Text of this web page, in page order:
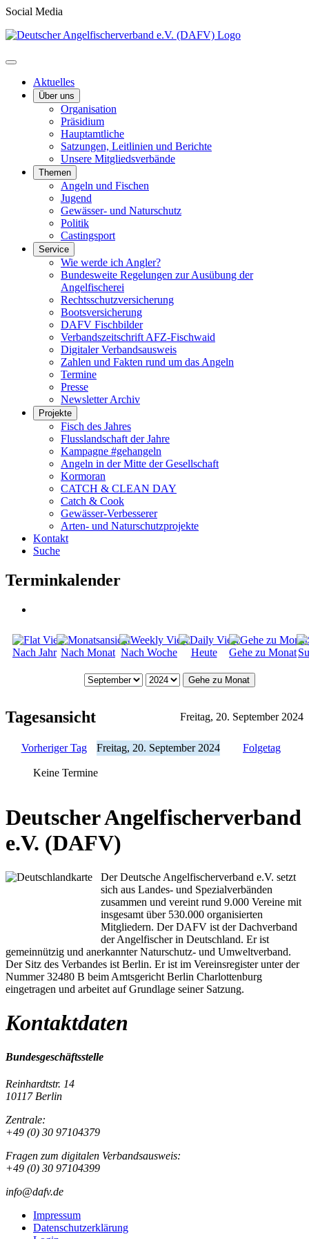
Social Media
Aktuelles
Über uns
Organisation
Präsidium
Hauptamtliche
Satzungen, Leitlinien und Berichte
Unsere Mitgliedsverbände
Themen
Angeln und Fischen
Jugend
Gewässer- und Naturschutz
Politik
Castingsport
Service
Wie werde ich Angler?
Bundesweite Regelungen zur Ausübung der
Angelfischerei
Rechtsschutzversicherung
Bootsversicherung
DAFV Fischbilder
Verbandszeitschrift AFZ-Fischwaid
Digitaler Verbandsausweis
Zahlen und Fakten rund um das Angeln
Termine
Presse
Newsletter Archiv
Projekte
Fisch des Jahres
Flusslandschaft der Jahre
Kampagne #gehangeln
Angeln in der Mitte der Gesellschaft
Kormoran
CATCH & CLEAN DAY
Catch & Cook
Gewässer-Verbesserer
Arten- und Naturschutzprojekte
Kontakt
Suche
Terminkalender
Nach Jahr Nach Monat Nach Woche Heute Gehe zu Monat
Gehe zu Monat
Tagesansicht Freitag, 20. September 2024
Vorheriger Tag Freitag, 20. September 2024 Folgetag
Keine Termine
Deutscher Angelfischerverband
e.V. (DAFV)
Der Deutsche Angelfischerverband e.V. setzt
sich aus Landes- und Spezialverbänden
zusammen und vereint rund 9.000 Vereine mit
insgesamt über 530.000 organisierten
Mitgliedern. Der DAFV ist der Dachverband
der Angelfischer in Deutschland. Er ist
gemeinnützig und anerkannter Naturschutz- und Umweltverband.
Der Sitz des Verbandes ist Berlin. Er ist im Vereinsregister unter der
Nummer 32480 B beim Amtsgericht Berlin Charlottenburg
eingetragen und arbeitet auf Grundlage seiner Satzung.
Kontaktdaten
Bundesgeschäftsstelle
Reinhardtstr. 14
10117 Berlin
Zentrale:
+49 (0) 30 97104379
Fragen zum digitalen Verbandsausweis:
+49 (0) 30 97104399
info@dafv.de
Impressum
Datenschutzerklärung